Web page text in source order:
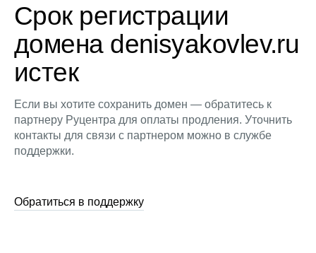
Срок регистрации
домена denisyakovlev.ru
истек
Если вы хотите сохранить домен — обратитесь к
партнеру Руцентра для оплаты продления. Уточнить
контакты для связи с партнером можно в службе
поддержки.
Обратиться в поддержку